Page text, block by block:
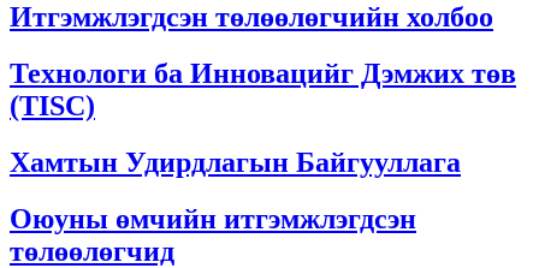
Итгэмжлэгдсэн төлөөлөгчийн холбоо
Технологи ба Инновацийг Дэмжих төв
(TISC)
Хамтын Удирдлагын Байгууллага
Оюуны өмчийн итгэмжлэгдсэн
төлөөлөгчид